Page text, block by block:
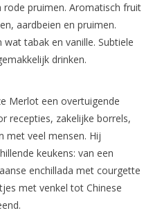
pruimen. Aromatisch fruit
aardbeien en pruimen.
tabak en vanille. Subtiele
drinken.
Merlot een overtuigende
recepties, zakelijke borrels,
met veel mensen. Hij
keukens: van een
enchillada met courgette
met venkel tot Chinese